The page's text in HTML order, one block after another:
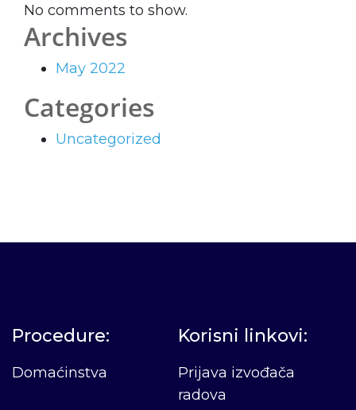
No comments to show.
Archives
May 2022
Categories
Uncategorized
Procedure:
Domaćinstva
Korisni linkovi:
Prijava izvođača
radova